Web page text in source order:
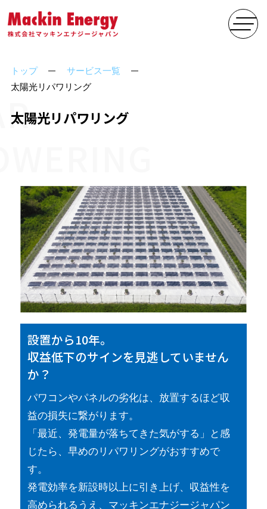
トップ
サービス一覧
太陽光リパワリング
太陽光リパワリング
設置から10年。
収益低下のサインを見逃していません
か？
パワコンやパネルの劣化は、放置するほど収
益の損失に繋がります。
「最近、発電量が落ちてきた気がする」と感
じたら、早めのリパワリングがおすすめで
す。
発電効率を新設時以上に引き上げ、収益性を
高められるうえ、マッキンエナジージャパン